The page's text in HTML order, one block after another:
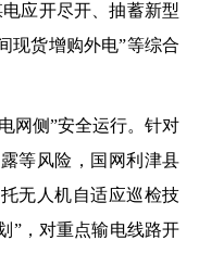
应开尽开、抽蓄新型
现货增购外电”等综合
侧”安全运行。针对
等风险，国网利津县
无人机自适应巡检技
”，对重点输电线路开